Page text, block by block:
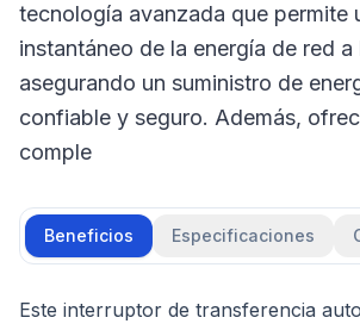
tecnología avanzada que permite
instantáneo de la energía de red
asegurando un suministro de
confiable y seguro. Además,
comple
Beneficios Especificaciones
Este interruptor de transferencia